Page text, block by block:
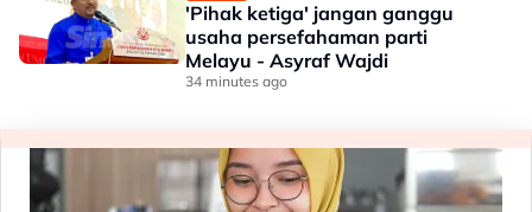
'Pihak ketiga' jangan ganggu
usaha persefahaman parti
Melayu - Asyraf Wajdi
34 minutes ago